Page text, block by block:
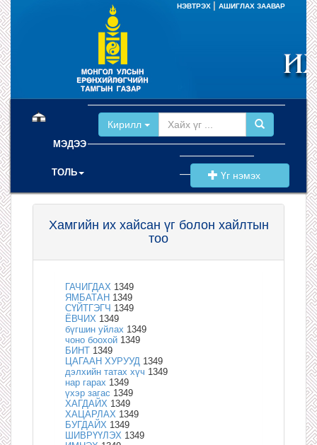
НЭВТРЭХ АШИГЛАХ ЗААВАР
МЭДЭЭ
ТОЛЬ
Кирилл
Үг нэмэх
Хамгийн их хайсан үг болон хайлтын
тоо
ГАЧИГДАХ 1349
ЯМБАТАН 1349
СҮЙТГЭГЧ 1349
ЁВЧИХ 1349
бүгшин уйлах 1349
чоно боохой 1349
БИНТ 1349
ЦАГААН ХУРУУД 1349
дэлхийн татах хүч 1349
нар гарах 1349
үхэр загас 1349
ХАГДАЙХ 1349
ХАЦАРЛАХ 1349
БУГДАЙХ 1349
ШИВРҮҮЛЭХ 1349